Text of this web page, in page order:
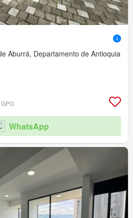
Aburrá, Departamento de Antioquia
WhatsApp